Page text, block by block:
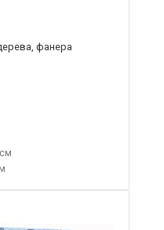
фанера